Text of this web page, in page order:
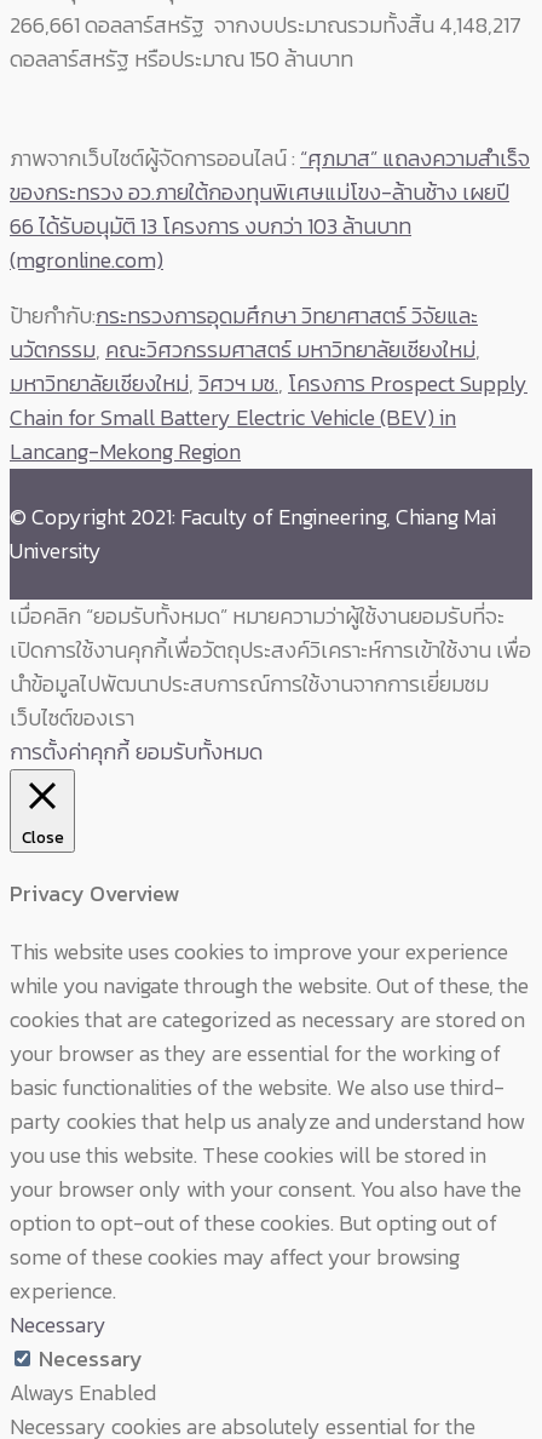
266,661 ดอลลาร์สหรัฐ จากงบประมาณรวมทั้งสิ้น 4,148,217
ดอลลาร์สหรัฐ หรือประมาณ 150 ล้านบาท
ภาพจากเว็บไซต์ผู้จัดการออนไลน์ : “ศุภมาส” แถลงความสำเร็จ
ของกระทรวง อว.ภายใต้กองทุนพิเศษแม่โขง-ล้านช้าง เผยปี
66 ได้รับอนุมัติ 13 โครงการ งบกว่า 103 ล้านบาท
(mgronline.com)
ป้ายกำกับ:กระทรวงการอุดมศึกษา วิทยาศาสตร์ วิจัยและ
นวัตกรรม, คณะวิศวกรรมศาสตร์ มหาวิทยาลัยเชียงใหม่,
มหาวิทยาลัยเชียงใหม่,วิศวฯ มช., โครงการ Prospect Supply
Chain for Small Battery Electric Vehicle (BEV) in
Lancang-Mekong Region
© Copyright 2021: Faculty of Engineering, Chiang Mai
University
เมื่อคลิก “ยอมรับทั้งหมด” หมายความว่าผู้ใช้งานยอมรับที่จะ
เปิดการใช้งานคุกกี้เพื่อวัตถุประสงค์วิเคราะห์การเข้าใช้งาน เพื่อ
นำข้อมูลไปพัฒนาประสบการณ์การใช้งานจากการเยี่ยมชม
เว็บไซต์ของเรา
การตั้งค่าคุกกี้ยอมรับทั้งหมด
Close
Privacy Overview
This website uses cookies to improve your experience
while you navigate through the website. Out of these, the
cookies that are categorized as necessary are stored on
your browser as they are essential for the working of
basic functionalities of the website. We also use third-
party cookies that help us analyze and understand how
you use this website. These cookies will be stored in
your browser only with your consent. You also have the
option to opt-out of these cookies. But opting out of
some of these cookies may affect your browsing
experience.
Necessary
Necessary
Always Enabled
Necessary cookies are absolutely essential for the